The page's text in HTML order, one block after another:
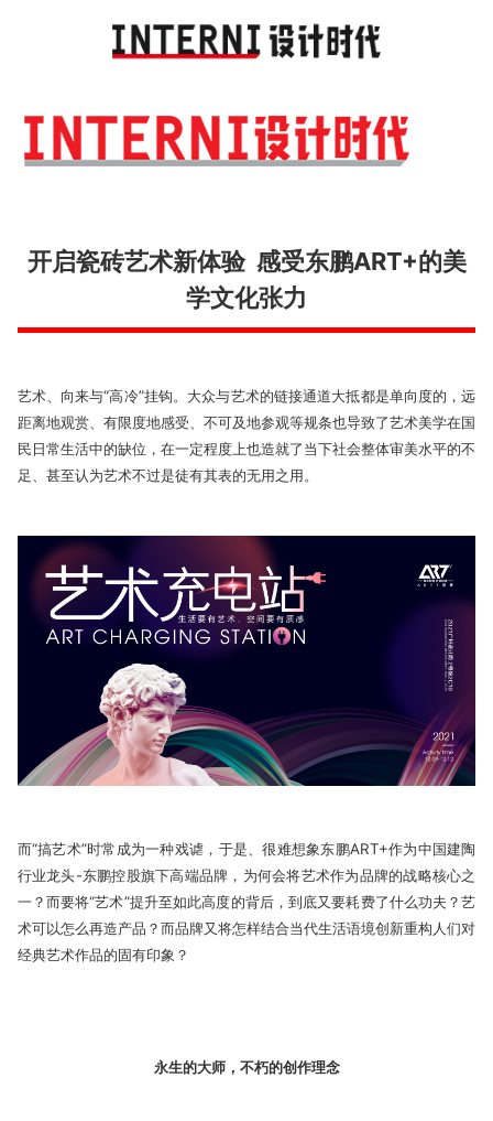
开启瓷砖艺术新体验 感受东鹏ART+的美
学文化张力
艺术、向来与“高冷”挂钩。大众与艺术的链接通道大抵都是单向度的，远
距离地观赏、有限度地感受、不可及地参观等规条也导致了艺术美学在国
民日常生活中的缺位，在一定程度上也造就了当下社会整体审美水平的不
足、甚至认为艺术不过是徒有其表的无用之用。
而“搞艺术”时常成为一种戏谑，于是、很难想象东鹏ART+作为中国建陶
行业龙头-东鹏控股旗下高端品牌，为何会将艺术作为品牌的战略核心之
一？而要将“艺术”提升至如此高度的背后，到底又要耗费了什么功夫？艺
术可以怎么再造产品？而品牌又将怎样结合当代生活语境创新重构人们对
经典艺术作品的固有印象？
永生的大师，不朽的创作理念